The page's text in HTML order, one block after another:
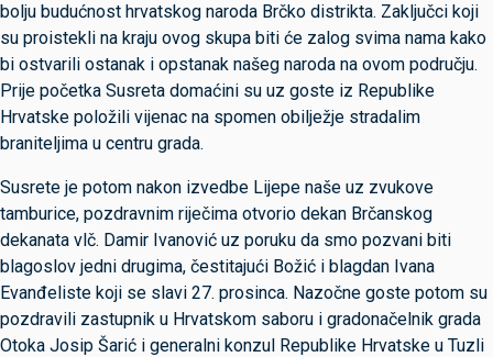
bolju budućnost hrvatskog naroda Brčko distrikta. Zaključci koji
su proistekli na kraju ovog skupa biti će zalog svima nama kako
bi ostvarili ostanak i opstanak našeg naroda na ovom području.
Prije početka Susreta domaćini su uz goste iz Republike
Hrvatske položili vijenac na spomen obilježje stradalim
braniteljima u centru grada.
Susrete je potom nakon izvedbe Lijepe naše uz zvukove
tamburice, pozdravnim riječima otvorio dekan Brčanskog
dekanata vlč. Damir Ivanović uz poruku da smo pozvani biti
blagoslov jedni drugima, čestitajući Božić i blagdan Ivana
Evanđeliste koji se slavi 27. prosinca. Nazočne goste potom su
pozdravili zastupnik u Hrvatskom saboru i gradonačelnik grada
Otoka Josip Šarić i generalni konzul Republike Hrvatske u Tuzli